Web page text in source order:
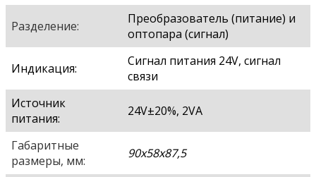
Разделение:
Преобразователь (питание) и
оптопара (сигнал)
Индикация:
Сигнал питания 24V, сигнал
связи
Источник
питания:
24V±20%, 2VA
Габаритные
размеры, мм:
90х58х87,5